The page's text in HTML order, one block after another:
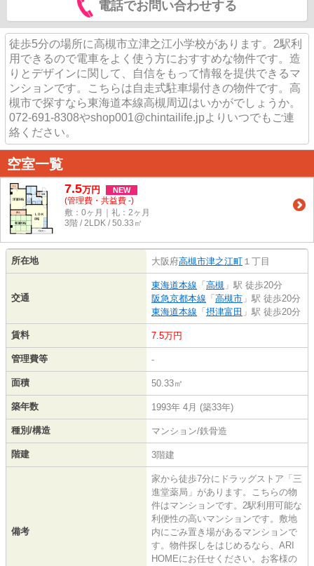
電話でお問い合わせする
徒歩5分の場所に高槻市立津之江小学校があります。2駅利
用できるので電車をよく使う方におすすめな物件です。造
りとデザインに関して、自信をもって情報を提供できるマ
ンションです。こちらは自走式駐車場付きの物件です。高
槻市で探すなら東海道本線高槻周辺はいかがでしょうか。
072-691-8308やshop001@chintailife.jpよりいつでもご連
絡ください。
空室一覧
7.5万円 NEW
(管理費・共益費 -)
敷：0ヶ月｜礼：2ヶ月
3階 / 2LDK / 50.33㎡
所在地 大阪府高槻市津之江町 １丁目
交通
東海道本線 「 高槻 」駅 徒歩20分
阪急京都本線 「 高槻市 」駅 徒歩20分
東海道本線 「 摂津富田 」駅 徒歩20分
賃料 7.5万円
管理費等 -
面積 50.33㎡
築年数 1993年 4月 (築33年)
種別/構造 マンション/鉄骨造
階建 3階建
備考
家から徒歩7分にドラッグストア「三
進堂薬局」があります。こちらの物
件はマンションです。2駅利用可能な
利便性の高いマンションです。敷地
内にごみ置き場があるマンションで
す。物件探しをはじめるなら、ARI
HOMEにお任せください。お客様の